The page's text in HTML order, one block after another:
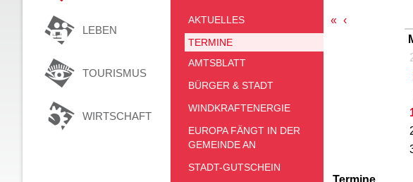
LEBEN
TOURISMUS
WIRTSCHAFT
AKTUELLES
TERMINE
AMTSBLATT
BÜRGER & STADT
WINDKRAFTENERGIE
EUROPA FÄNGT IN DER
GEMEINDE AN
STADT-GUTSCHEIN
« ‹
Termine